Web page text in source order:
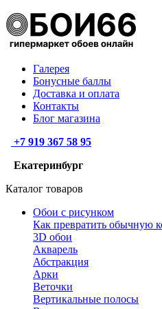
Галерея
Бонусные баллы
Доставка и оплата
Контакты
Блог магазина
+7 919 367 58 95
Екатеринбург
Каталог товаров
Обои с рисунком
Как превратить обычную
3D обои
Акварель
Абстракция
Арки
Веточки
Вертикальные полосы